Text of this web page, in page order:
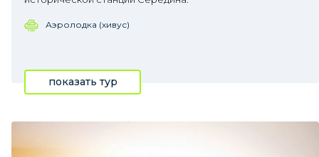
Аэролодка (хивус)
показать тур